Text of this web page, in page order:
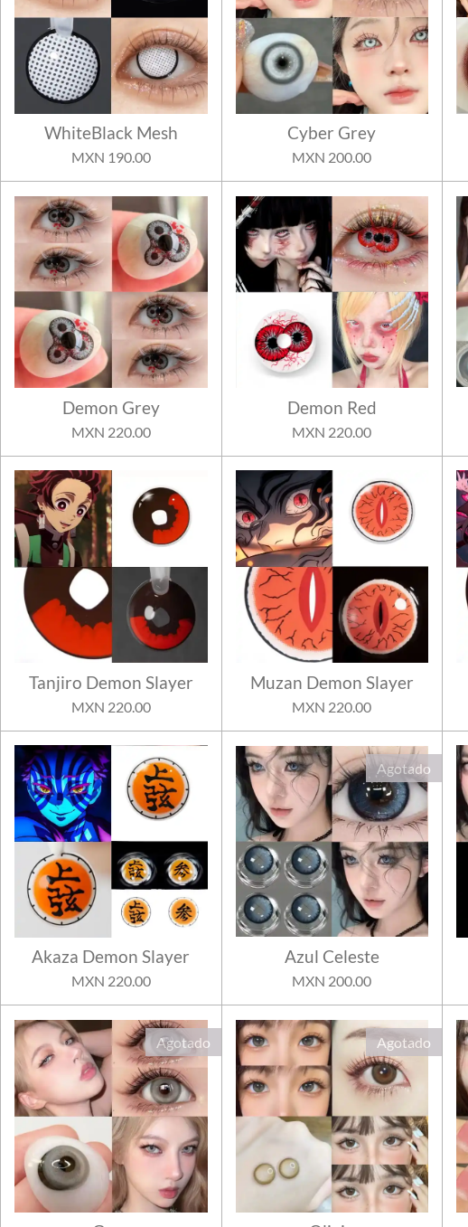
WhiteBlack Mesh
MXN 190.00
Cyber Grey
MXN 200.00
Demon Grey
MXN 220.00
Demon Red
MXN 220.00
Tanjiro Demon Slayer
MXN 220.00
Muzan Demon Slayer
MXN 220.00
Akaza Demon Slayer
MXN 220.00
Agotado
Azul Celeste
MXN 200.00
Agotado Agotado